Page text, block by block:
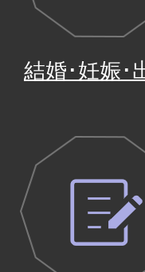
近江八幡
2026年07
公園内の
結婚･妊娠･